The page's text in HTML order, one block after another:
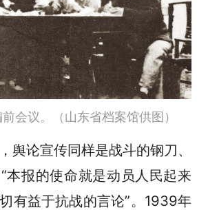
前会议。（山东省档案馆供图）
舆论宣传同样是战斗的钢刀、
本报的使命就是动员人民起来
有益于抗战的言论”。1939年